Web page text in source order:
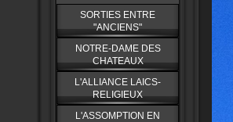
SORTIES ENTRE
"ANCIENS"
NOTRE-DAME DES
CHATEAUX
L'ALLIANCE LAICS-
RELIGIEUX
L'ASSOMPTION EN